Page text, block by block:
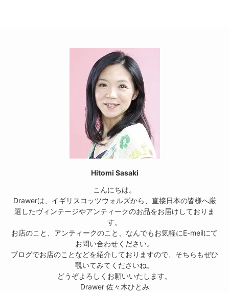
Hitomi Sasaki
こんにちは。
Drawerは、イギリスコッツウォルズから、直接日本の皆様へ厳
選したヴィンテージやアンティークのお品をお届けしておりま
す。
お店のこと、アンティークのこと、なんでもお気軽にE-meilにて
お問い合わせください。
ブログでお店のことなどを紹介しておりますので、そちらもぜひ
覗いてみてくださいね。
どうぞよろしくお願いいたします。
Drawer 佐々木ひとみ